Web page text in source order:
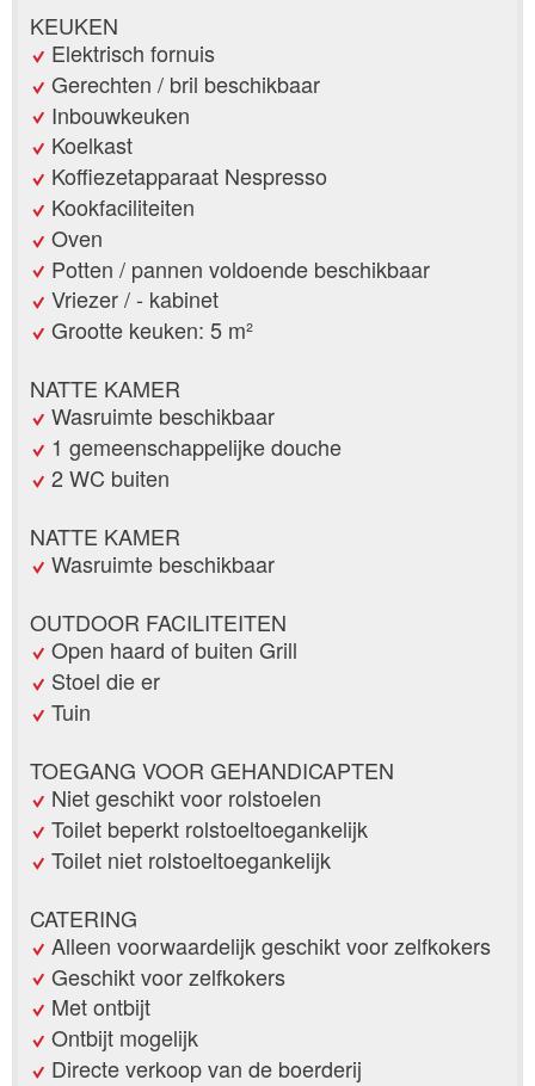
KEUKEN
Elektrisch fornuis
Gerechten / bril beschikbaar
Inbouwkeuken
Koelkast
Koffiezetapparaat Nespresso
Kookfaciliteiten
Oven
Potten / pannen voldoende beschikbaar
Vriezer / - kabinet
Grootte keuken: 5 m²
NATTE KAMER
Wasruimte beschikbaar
1 gemeenschappelijke douche
2 WC buiten
NATTE KAMER
Wasruimte beschikbaar
OUTDOOR FACILITEITEN
Open haard of buiten Grill
Stoel die er
Tuin
TOEGANG VOOR GEHANDICAPTEN
Niet geschikt voor rolstoelen
Toilet beperkt rolstoeltoegankelijk
Toilet niet rolstoeltoegankelijk
CATERING
Alleen voorwaardelijk geschikt voor zelfkokers
Geschikt voor zelfkokers
Met ontbijt
Ontbijt mogelijk
Directe verkoop van de boerderij